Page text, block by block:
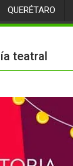
QUERÉTARO
teatral